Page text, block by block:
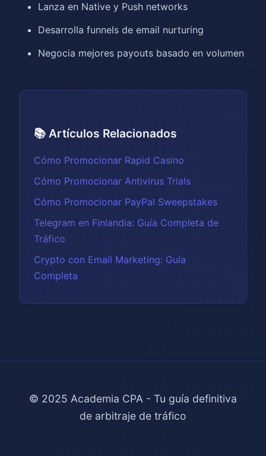
Lanza en Native y Push networks
Desarrolla funnels de email nurturing
Negocia mejores payouts basado en volumen
📚 Artículos Relacionados
Cómo Promocionar Rapid Casino
Cómo Promocionar Antivirus Trials
Cómo Promocionar PayPal Sweepstakes
Telegram en Finlandia: Guía Completa de
Tráfico
Crypto con Email Marketing: Guía
Completa
© 2025 Academia CPA - Tu guía definitiva
de arbitraje de tráfico